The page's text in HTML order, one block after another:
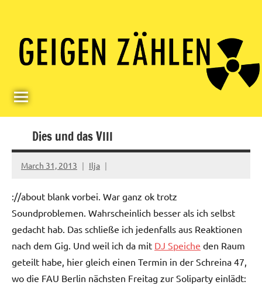
contentGeigerzähler
Dies und das VIII
March 31, 2013 Ilja
://about blank vorbei. War ganz ok trotz
Soundproblemen. Wahrscheinlich besser als ich selbst
gedacht hab. Das schließe ich jedenfalls aus Reaktionen
nach dem Gig. Und weil ich da mit DJ Speiche den Raum
geteilt habe, hier gleich einen Termin in der Schreina 47,
wo die FAU Berlin nächsten Freitag zur Soliparty einlädt: